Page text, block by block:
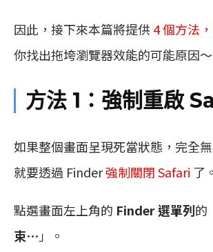
因此，接下來本篇將提供 4 個方法
你找出拖垮瀏覽器效能的可能原因～
方法 1：強制重啟
如果整個畫面呈現死當狀態，完全
就要透過 Finder強制關閉 Safari 了。
點選畫面左上角的 Finder 選單列的
束⋯ 」。